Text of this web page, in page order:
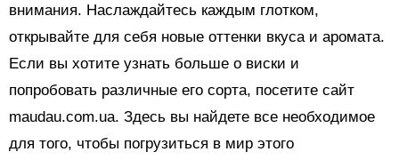
внимания. Наслаждайтесь каждым глотком,
открывайте для себя новые оттенки вкуса и аромата.
Если вы хотите узнать больше о виски и
попробовать различные его сорта, посетите сайт
maudau.com.ua. Здесь вы найдете все необходимое
для того, чтобы погрузиться в мир этого